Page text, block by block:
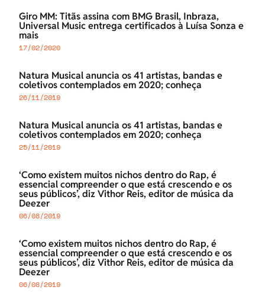
Giro MM: Titãs assina com BMG Brasil, Inbraza,
Universal Music entrega certificados à Luísa Sonza e
mais
17/02/2020
Natura Musical anuncia os 41 artistas, bandas e
coletivos contemplados em 2020; conheça
26/11/2019
Natura Musical anuncia os 41 artistas, bandas e
coletivos contemplados em 2020; conheça
25/11/2019
‘Como existem muitos nichos dentro do Rap, é
essencial compreender o que está crescendo e os
seus públicos’, diz Vithor Reis, editor de música da
Deezer
06/08/2019
‘Como existem muitos nichos dentro do Rap, é
essencial compreender o que está crescendo e os
seus públicos’, diz Vithor Reis, editor de música da
Deezer
06/08/2019